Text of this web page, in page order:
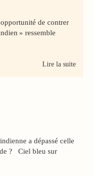
de contrer
» ressemble
Lire la suite
a dépassé celle
? Ciel bleu sur